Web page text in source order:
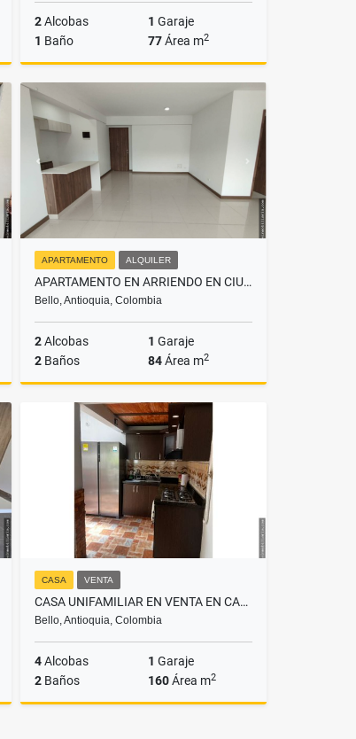
2Alcobas 1 Garaje
1 Baño 77Área m2
Venta
$659.000.000
APARTAMENTO ALQUILER
APARTAMENTO EN ARRIENDO EN CIUDAD FABRICATO BELLO
Bello, Antioquia, Colombia
2Alcobas 1 Garaje
2 Baños 84Área m2
Alquiler
$2.800.000
CASA VENTA
CASA UNIFAMILIAR EN VENTA EN CABAÑAS BELLO
Bello, Antioquia, Colombia
4Alcobas 1 Garaje
2 Baños 160Área m2